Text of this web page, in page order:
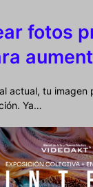
fotos
actual, tu imagen
Ya…